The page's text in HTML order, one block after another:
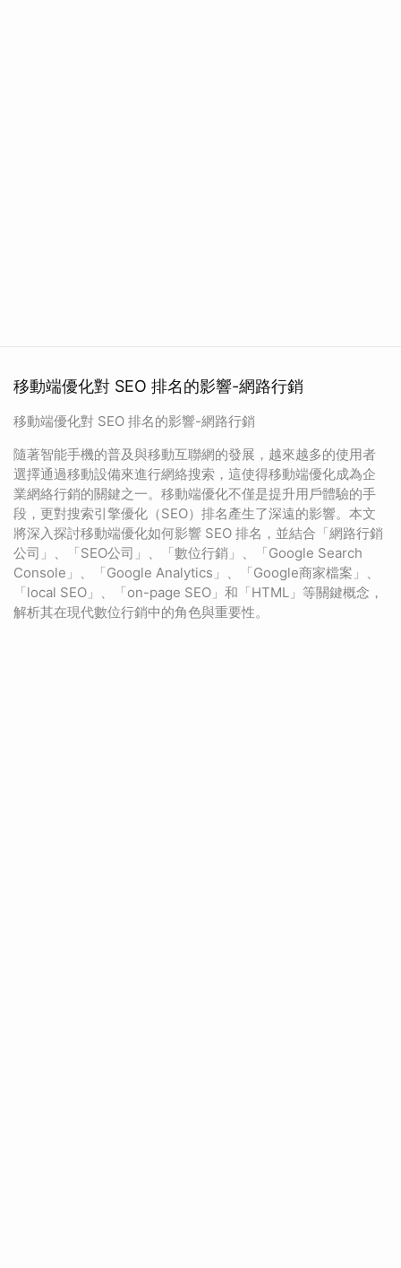
移動端優化對 SEO 排名的影響-網路行銷
移動端優化對 SEO 排名的影響-網路行銷
隨著智能手機的普及與移動互聯網的發展，越來越多的使用者
選擇通過移動設備來進行網絡搜索，這使得移動端優化成為企
業網絡行銷的關鍵之一。移動端優化不僅是提升用戶體驗的手
段，更對搜索引擎優化（SEO）排名產生了深遠的影響。本文
將深入探討移動端優化如何影響 SEO 排名，並結合「網路行銷
公司」、「SEO公司」、「數位行銷」、「Google Search
Console」、「Google Analytics」、「Google商家檔案」、
「local SEO」、「on-page SEO」和「HTML」等關鍵概念，
解析其在現代數位行銷中的角色與重要性。